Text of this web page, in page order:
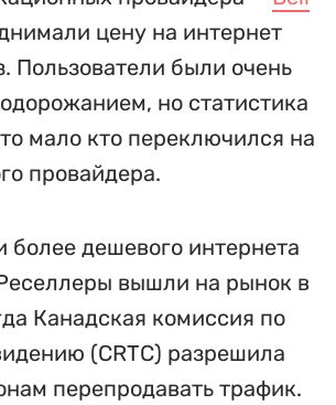
цену на интернет
Пользователи были очень
но статистика
мало кто переключился на
провайдера.
более дешевого интернета
вышли на рынок в
Канадская комиссия по
(CRTC) разрешила
перепродавать трафик.